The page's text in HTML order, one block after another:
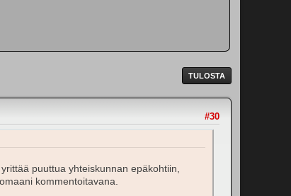
TULOSTA
#30
puuttua yhteiskunnan epäkohtiin,
kommentoitavana.